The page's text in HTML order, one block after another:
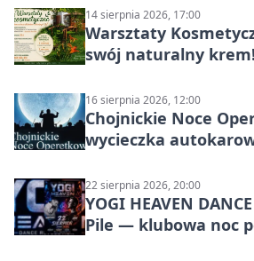
14 sierpnia 2026, 17:00
Warsztaty
swój naturalny
16 sierpnia 2026, 12:00
Chojnickie Noce
wycieczka
22 sierpnia 2026, 20:00
YOGI HEAVEN
Pile — klubowa noc